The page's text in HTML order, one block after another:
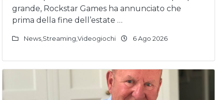
grande, Rockstar Games ha annunciato che
prima della fine dell’estate …
News Streaming Videogiochi 6 Ago 2026